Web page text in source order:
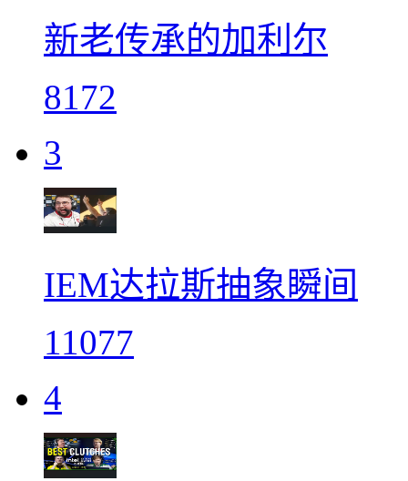
新老传承的加利尔
8172
3
IEM达拉斯抽象瞬间
11077
4